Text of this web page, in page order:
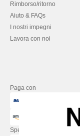
Rimborso/ritorno
Aiuto & FAQs
I nostri impegni
Lavora con noi
Paga con
Spediamo con